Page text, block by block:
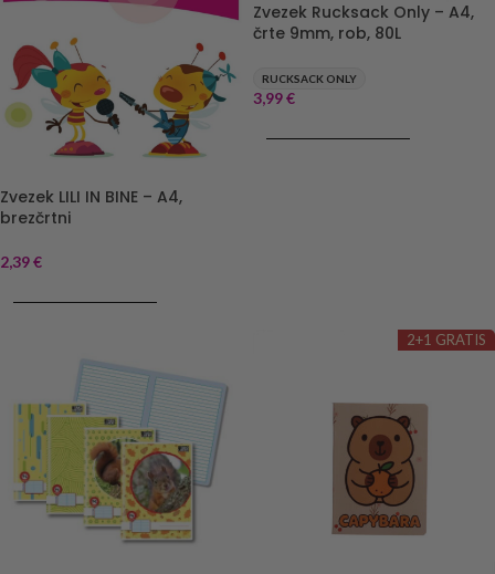
Zvezek LILI IN BINE – A4,
brezčrtni
2,39€
Zvezek Rucksack Only – A4,
črte 9mm, rob, 80L
RUCKSACK ONLY
3,99€
2+1 GRATIS